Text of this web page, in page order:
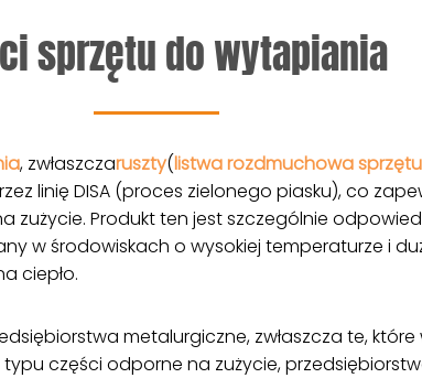
sprzętu do wytapiania
, zwłaszczaruszty(listwa rozdmuchowa
linię DISA (proces zielonego piasku), co
Produkt ten jest szczególnie
w środowiskach o wysokiej temperaturze i
ciepło.
metalurgiczne, zwłaszcza te,
części odporne na zużycie,